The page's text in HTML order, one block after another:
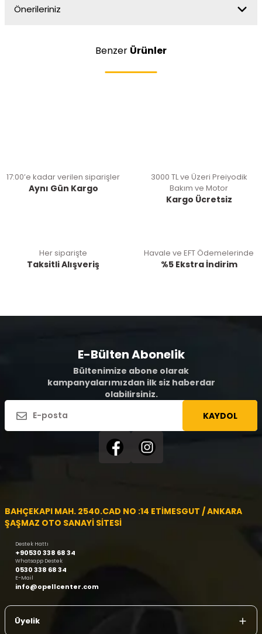
Önerileriniz
Benzer Ürünler
17:00’e kadar verilen siparişler
Aynı Gün Kargo
3000 TL ve Üzeri Preiyodik
Bakım ve Motor
Kargo Ücretsiz
Her siparişte
Taksitli Alışveriş
Havale ve EFT Ödemelerinde
%5 Ekstra İndirim
E-Bülten Abonelik
Bültenimize abone olarak
kampanyalarımızdan ilk siz haberdar
olabilirsiniz.
KAYDOL
BAHÇEKAPI MAH. 2540.CAD NO :14 ETİMESGUT / ANKARA
ŞAŞMAZ OTO SANAYİ SİTESİ
Destek Hattı
+90530 338 68 34
Whatsapp Destek
0530 338 68 34
E-Mail
info@opellcenter.com
Üyelik